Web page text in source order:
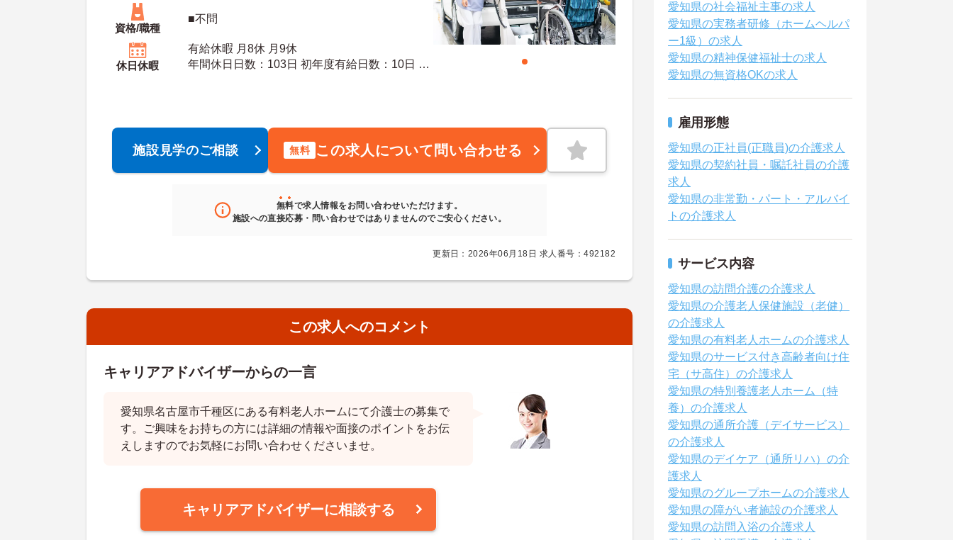
資格/職種
■不問
休日休暇
有給休暇 月8休 月9休
年間休日日数：103日 初年度有給日数：10日 最
施設見学のご相談 無料 この求人について問い合わせる
無料で求人情報をお問い合わせいただけます。
施設への直接応募・問い合わせではありませんのでご安心ください。
更新日：2026年06月18日 求人番号：492182
この求人へのコメント
キャリアアドバイザーからの一言
愛知県名古屋市千種区にある有料老人ホームにて介護士の募集で
す。ご興味をお持ちの方には詳細の情報や面接のポイントをお伝
えしますのでお気軽にお問い合わせくださいませ。
キャリアアドバイザーに相談する
愛知県の社会福祉主事の求人
愛知県の実務者研修（ホームヘルパ
ー1級）の求人
愛知県の精神保健福祉士の求人
愛知県の無資格OKの求人
雇用形態
愛知県の正社員(正職員)の介護求人
愛知県の契約社員・嘱託社員の介護
求人
愛知県の非常勤・パート・アルバイ
トの介護求人
サービス内容
愛知県の訪問介護の介護求人
愛知県の介護老人保健施設（老健）
の介護求人
愛知県の有料老人ホームの介護求人
愛知県のサービス付き高齢者向け住
宅（サ高住）の介護求人
愛知県の特別養護老人ホーム（特
養）の介護求人
愛知県の通所介護（デイサービス）
の介護求人
愛知県のデイケア（通所リハ）の介
護求人
愛知県のグループホームの介護求人
愛知県の障がい者施設の介護求人
愛知県の訪問入浴の介護求人